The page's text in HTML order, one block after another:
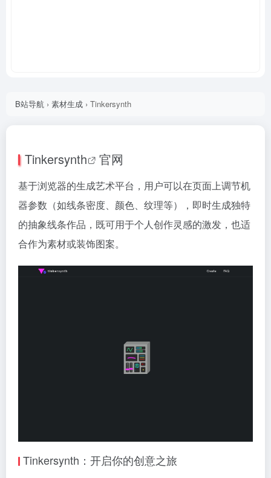
B站导航 › 素材生成 › Tinkersynth
Tinkersynth 官网
基于浏览器的生成艺术平台，用户可以在页面上调节机
器参数（如线条密度、颜色、纹理等），即时生成独特
的抽象线条作品，既可用于个人创作灵感的激发，也适
合作为素材或装饰图案。
Tinkersynth：开启你的创意之旅